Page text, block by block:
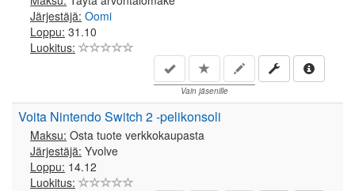
Järjestäjä: Oomi
Loppu: 31.10
Luokitus:
Vain jäsenille
Voita Nintendo Switch 2 -pelikonsoli
Maksu: Osta tuote verkkokaupasta
Järjestäjä: Yvolve
Loppu: 14.12
Luokitus: